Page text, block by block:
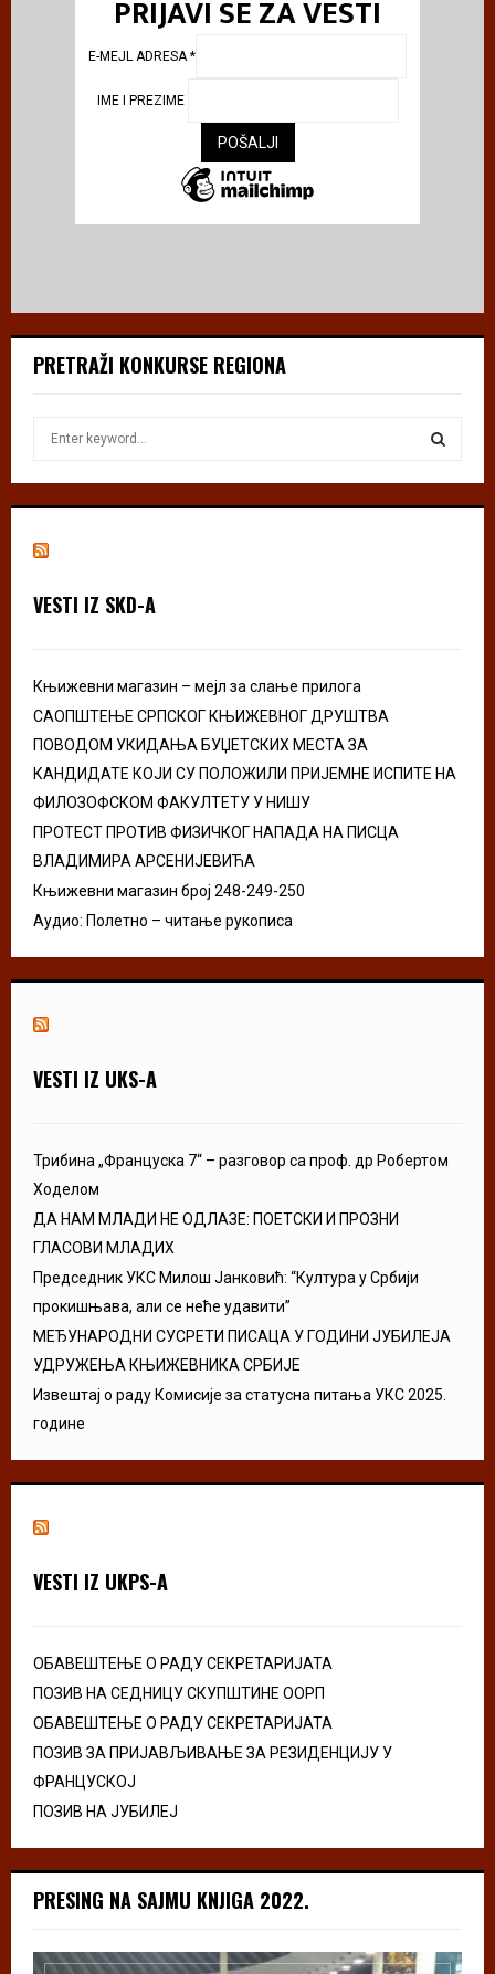
PRIJAVI SE ZA VESTI
E-MEJL ADRESA *
IME I PREZIME
PRETRAŽI KONKURSE REGIONA
h
r
S
VESTI IZ SKD-A
Књижевни магазин – мејл за слање прилога
САОПШТЕЊЕ СРПСКОГ КЊИЖЕВНОГ ДРУШТВА
ПОВОДОМ УКИДАЊА БУЏЕТСКИХ МЕСТА ЗА
КАНДИДАТЕ КОЈИ СУ ПОЛОЖИЛИ ПРИЈЕМНЕ ИСПИТЕ НА
ФИЛОЗОФСКОМ ФАКУЛТЕТУ У НИШУ
ПРОТЕСТ ПРОТИВ ФИЗИЧКОГ НАПАДА НА ПИСЦА
ВЛАДИМИРА АРСЕНИЈЕВИЋА
Књижевни магазин број 248-249-250
Аудио: Полетно – читање рукописа
VESTI IZ UKS-A
Трибина „Француска 7“ – разговор са проф. др Робертом
Ходелом
ДА НАМ МЛАДИ НЕ ОДЛАЗЕ: ПОЕТСКИ И ПРОЗНИ
ГЛАСОВИ МЛАДИХ
Председник УКС Милош Јанковић: “Култура у Србији
прокишњава, али се неће удавити”
МЕЂУНАРОДНИ СУСРЕТИ ПИСАЦА У ГОДИНИ ЈУБИЛЕЈА
УДРУЖЕЊА КЊИЖЕВНИКА СРБИЈЕ
Извештај о раду Комисије за статусна питања УКС 2025.
године
VESTI IZ UKPS-A
ОБАВЕШТЕЊЕ О РАДУ СЕКРЕТАРИЈАТА
ПОЗИВ НА СЕДНИЦУ СКУПШТИНЕ ООРП
ОБАВЕШТЕЊЕ О РАДУ СЕКРЕТАРИЈАТА
ПОЗИВ ЗА ПРИЈАВЉИВАЊЕ ЗА РЕЗИДЕНЦИЈУ У
ФРАНЦУСКОЈ
ПОЗИВ НА ЈУБИЛЕЈ
PRESING NA SAJMU KNJIGA 2022.